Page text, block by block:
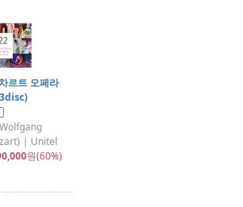
르트 오페라
| Unitel
원(60%)